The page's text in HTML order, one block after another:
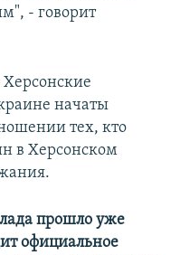
- говорит
начаты
тех, кто
в Херсонском
прошло уже
официальное